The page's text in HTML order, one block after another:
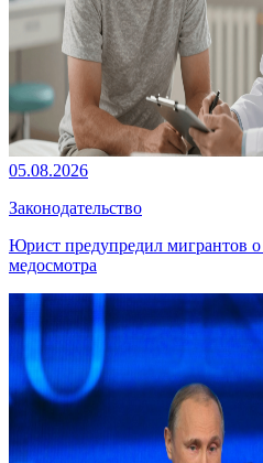
05.08.2026
Законодательство
Юрист предупредил мигрантов о
медосмотра